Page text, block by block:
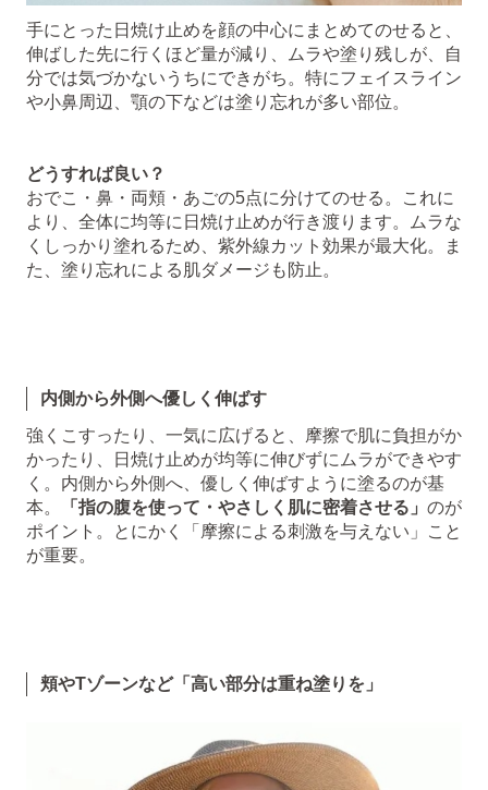
手にとった日焼け止めを顔の中心にまとめてのせると、
伸ばした先に行くほど量が減り、ムラや塗り残しが、自
分では気づかないうちにできがち。特にフェイスライン
や小鼻周辺、顎の下などは塗り忘れが多い部位。
どうすれば良い？
おでこ・鼻・両頬・あごの5点に分けてのせる。これに
より、全体に均等に日焼け止めが行き渡ります。ムラな
くしっかり塗れるため、紫外線カット効果が最大化。ま
た、塗り忘れによる肌ダメージも防止。
内側から外側へ優しく伸ばす
強くこすったり、一気に広げると、摩擦で肌に負担がか
かったり、日焼け止めが均等に伸びずにムラができやす
く。内側から外側へ、優しく伸ばすように塗るのが基
本。
「指の腹を使って・やさしく肌に密着させる」 のが
ポイント。とにかく「摩擦による刺激を与えない」こと
が重要。
頬やTゾーンなど「高い部分は重ね塗りを」